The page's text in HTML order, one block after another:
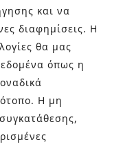
και να
διαφημίσεις. Η
θα μας
όπως η
Η μη
40 χρόνια
των ειδών υγιεινής,
της νέας
προτάσεις στον
μας στο 210-